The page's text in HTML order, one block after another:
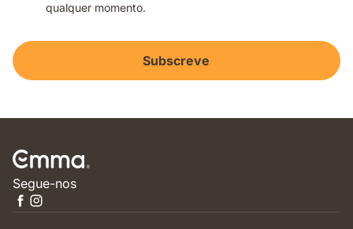
qualquer momento.
Subscreve
Segue-nos